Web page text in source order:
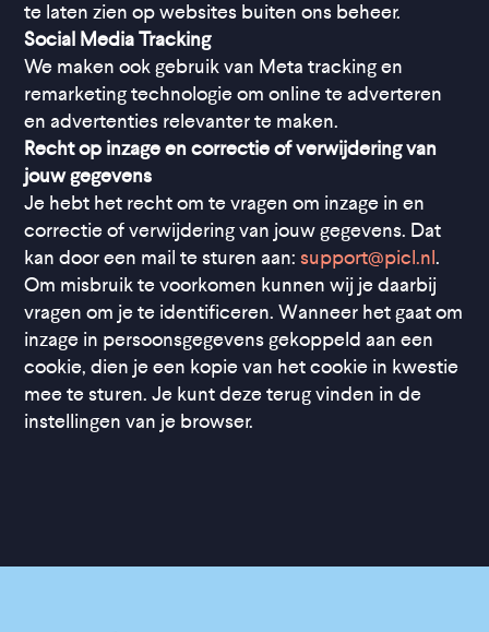
te laten zien op websites buiten ons beheer.
Social Media Tracking
We maken ook gebruik van Meta tracking en
remarketing technologie om online te adverteren
en advertenties relevanter te maken.
Recht op inzage en correctie of verwijdering van
jouw gegevens
Je hebt het recht om te vragen om inzage in en
correctie of verwijdering van jouw gegevens. Dat
kan door een mail te sturen aan:support@picl.nl.
Om misbruik te voorkomen kunnen wij je daarbij
vragen om je te identificeren. Wanneer het gaat om
inzage in persoonsgegevens gekoppeld aan een
cookie, dien je een kopie van het cookie in kwestie
mee te sturen. Je kunt deze terug vinden in de
instellingen van je browser.